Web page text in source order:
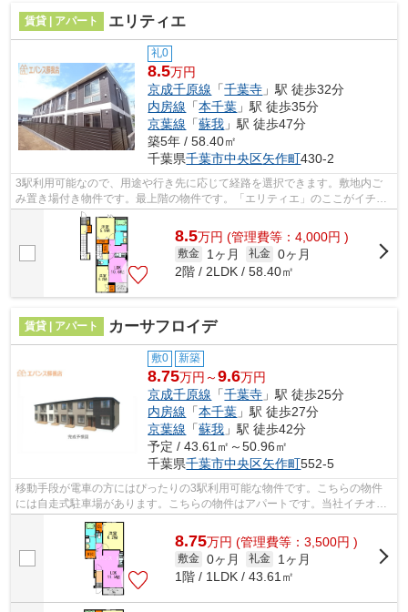
賃貸 | アパート エリティエ
礼0
8.5万円
京成千原線 「千葉寺 」駅 徒歩32分
内房線 「本千葉 」駅 徒歩35分
京葉線 「蘇我 」駅 徒歩47分
築5年 / 58.40㎡
千葉県千葉市中央区矢作町430-2
3駅利用可能なので、用途や行き先に応じて経路を選択できます。敷地内ご
み置き場付き物件です。最上階の物件です。「エリティエ」のここがイチオ
シ。京成千原線千葉寺駅近辺で、不動産...
8.5万円 (管理費等：4,000円 )
敷金 1ヶ月 礼金 0ヶ月
2階 / 2LDK / 58.40㎡
賃貸 | アパート カーサフロイデ
敷0 新築
8.75万円～9.6万円
京成千原線 「千葉寺 」駅 徒歩25分
内房線 「本千葉 」駅 徒歩27分
京葉線 「蘇我 」駅 徒歩42分
予定 / 43.61㎡～50.96㎡
千葉県千葉市中央区矢作町552-5
移動手段が電車の方にはぴったりの3駅利用可能な物件です。こちらの物件
には自走式駐車場があります。こちらの物件はアパートです。当社イチオシ
の物件の「カーサフロイデ」。ぜひ一度...
8.75万円 (管理費等：3,500円 )
敷金 0ヶ月 礼金
1ヶ月
1階 / 1LDK / 43.61㎡